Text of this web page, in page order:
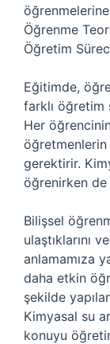
Öğrenme
Öğretim
Eğitimde,
farklı
Her
öğretmenlerin
gerektirir.
öğrenirken
Bilişsel
ulaştıklarını
anlamamıza
daha etkin
şekilde
Kimyasal su
konuyu